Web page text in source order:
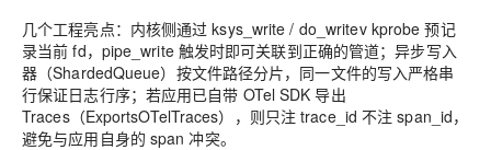
几个工程亮点：内核侧通过 ksys_write / do_writev kprobe 预记
录当前 fd，pipe_write 触发时即可关联到正确的管道；异步写入
器（ShardedQueue）按文件路径分片，同一文件的写入严格串
行保证日志行序；若应用已自带 OTel SDK 导出
Traces（ExportsOTelTraces），则只注 trace_id 不注 span_id，
避免与应用自身的 span 冲突。